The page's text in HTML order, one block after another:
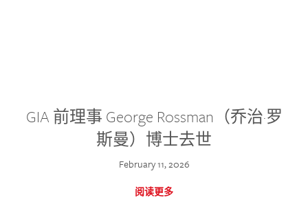
GIA 前理事 George Rossman（乔治·罗
斯曼）博士去世
February 11, 2026
阅读更多